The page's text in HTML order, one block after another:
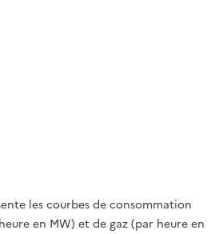
les courbes de consommation
en MW) et de gaz (par heure en